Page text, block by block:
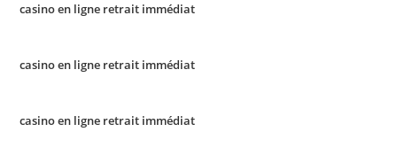
casino en ligne retrait immédiat
casino en ligne retrait immédiat
casino en ligne retrait immédiat